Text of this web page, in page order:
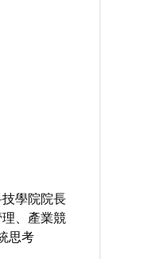
學院院長
、產業競
思考